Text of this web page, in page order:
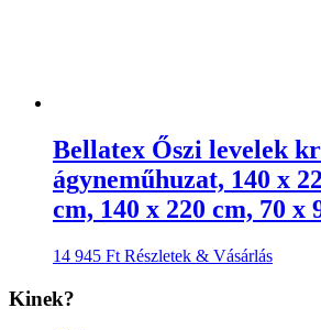
Bellatex Őszi levelek
ágyneműhuzat, 140 x
cm, 140 x 220 cm, 70 x
14 945 Ft Részletek & Vásárlás
Kinek?